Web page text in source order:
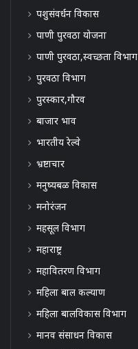
पशुसंवर्धन विकास
पाणी पुरवठा योजना
पाणी पुरवठा,स्वच्छता विभाग
पुरवठा विभाग
पुरस्कार,गौरव
बाजार भाव
भारतीय रेल्वे
भ्रष्टाचार
मनुष्यबळ विकास
मनोरंजन
महसूल विभाग
महाराष्ट्र
महावितरण विभाग
महिला बाल कल्याण
महिला बालविकास विभाग
मानव संसाधन विकास